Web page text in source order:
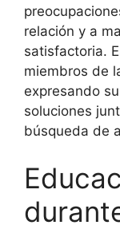
relación y a
satisfactoria.
miembros de
expresando
soluciones
búsqueda de